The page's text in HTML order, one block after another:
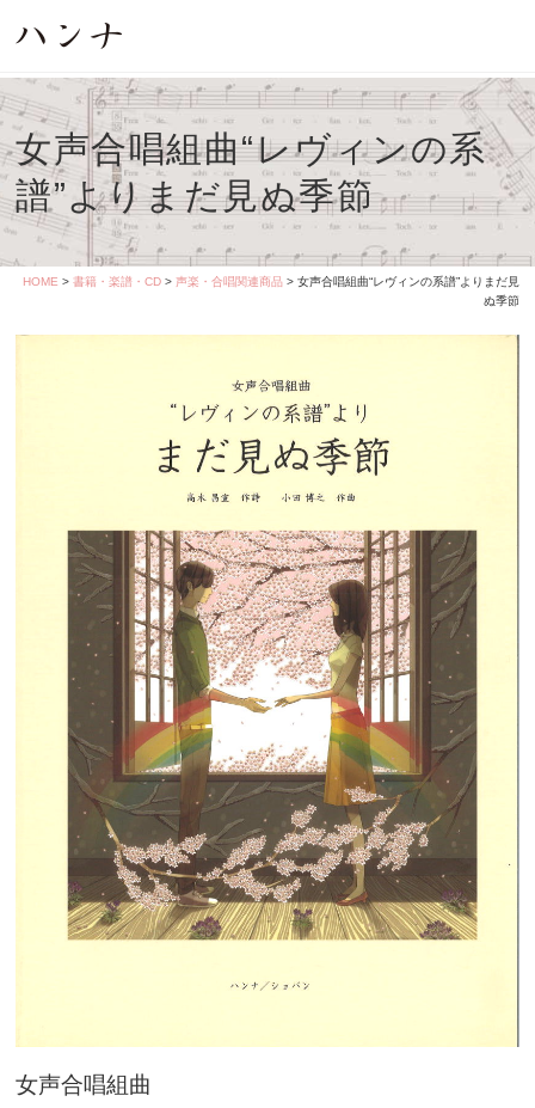
女声合唱組曲“レヴィンの系
譜”よりまだ見ぬ季節
HOME > 書籍・楽譜・CD> 声楽・合唱関連商品> 女声合唱組曲“レヴィンの系譜”よりまだ見
ぬ季節
女声合唱組曲